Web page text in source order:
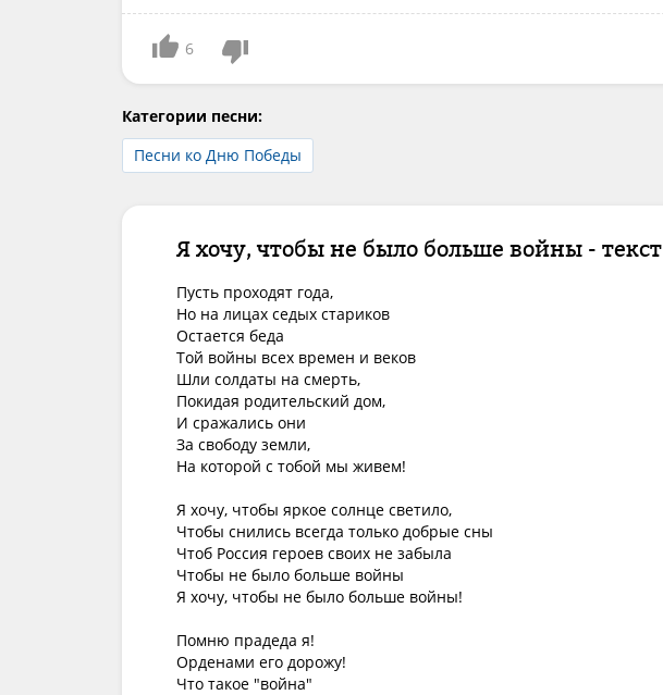
6
Категории песни:
Песни ко Дню Победы
Я хочу, чтобы не было больше войны - текст
Пусть проходят года,
Но на лицах седых стариков
Остается беда
Той войны всех времен и веков
Шли солдаты на смерть,
Покидая родительский дом,
И сражались они
За свободу земли,
На которой с тобой мы живем!
Я хочу, чтобы яркое солнце светило,
Чтобы снились всегда только добрые сны
Чтоб Россия героев своих не забыла
Чтобы не было больше войны
Я хочу, чтобы не было больше войны!
Помню прадеда я!
Орденами его дорожу!
Что такое "война"